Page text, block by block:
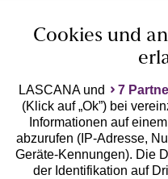
Geprüfte
Cookies und
LASCANA und 7
(Klick auf „Ok”) bei
Informationen auf
abzurufen (IP-Adresse,
Geräte-Kennungen). Die
der Identifikation auf